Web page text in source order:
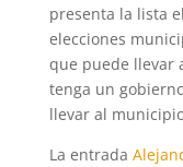
presenta la lista
elecciones
que puede llevar
tenga un
llevar al
La entrada